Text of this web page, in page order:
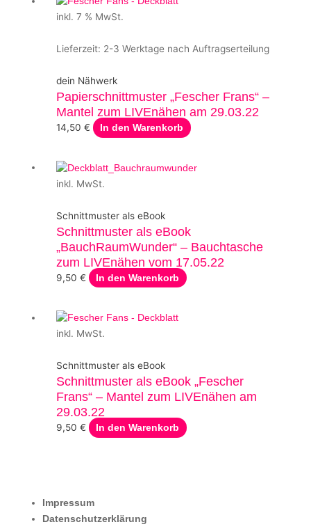
inkl. 7 % MwSt.
Lieferzeit: 2-3 Werktage nach Auftragserteilung
dein Nähwerk
Papierschnittmuster „Fescher Frans“ –
Mantel zum LIVEnähen am 29.03.22
14,50€ In den Warenkorb
inkl. MwSt.
Schnittmuster als eBook
Schnittmuster als eBook
„BauchRaumWunder“ – Bauchtasche
zum LIVEnähen vom 17.05.22
9,50€ In den Warenkorb
inkl. MwSt.
Schnittmuster als eBook
Schnittmuster als eBook „Fescher
Frans“ – Mantel zum LIVEnähen am
29.03.22
9,50€ In den Warenkorb
Impressum
Datenschutzerklärung